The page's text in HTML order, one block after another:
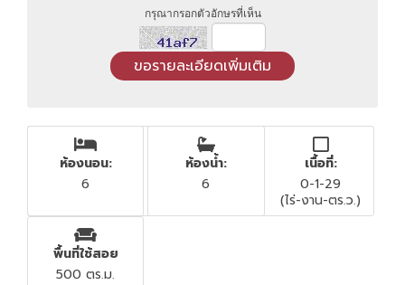
กรุณากรอกตัวอักษรที่เห็น
ห้องนอน:
6
ห้องน้ำ:
6
พื้นที่ใช้สอย
500 ตร.ม.
เนื้อที่:
0-1-29
(ไร่-งาน-ตร.ว.)